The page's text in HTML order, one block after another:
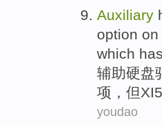
Auxiliary
option on
which has
辅助硬盘
项 ，但
youdao